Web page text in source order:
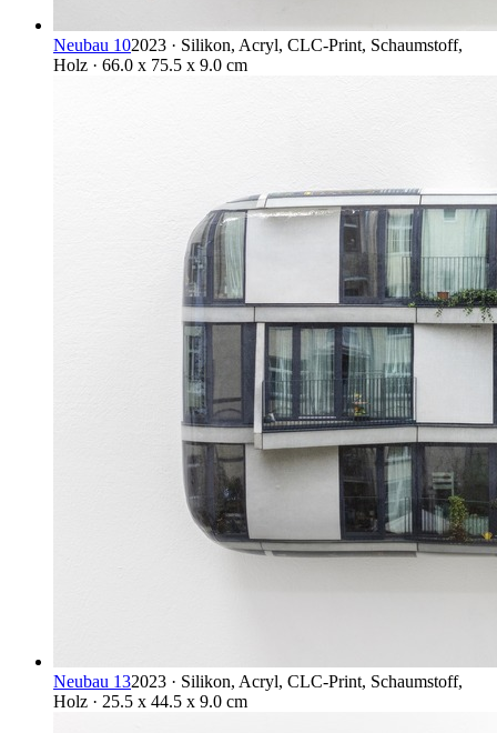
Neubau 102023 · Silikon, Acryl, CLC-Print, Schaumstoff,
Holz · 66.0 x 75.5 x 9.0 cm
Neubau 132023 · Silikon, Acryl, CLC-Print, Schaumstoff,
Holz · 25.5 x 44.5 x 9.0 cm